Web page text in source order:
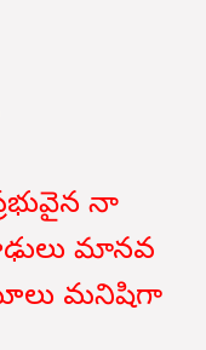
నా
మానవ
మనిషిగా